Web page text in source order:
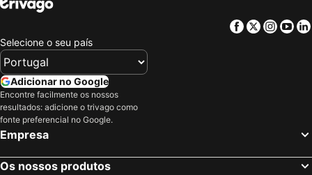
Palm Beach Resort & Spa
Facebook
Twitter
Selecione o seu país
Adicionar no Google
Encontre facilmente os nossos
resultados: adicione o trivago como
fonte preferencial no Google.
Empresa
Os nossos produtos